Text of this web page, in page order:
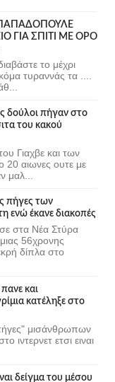
ΠΑΠΑΔΟΠΟΥΛΕ
ΓΙΑ ΣΠΙΤΙ ΜΕ ΟΡΟ
το μέχρι
τυραννάς τα ....
δούλοι πήγαν στο
του κακού
Γιαχβε και των
αιωνες ουτε με
μαλ...
πήγες των
ενώ έκανε διακοπές
στα Νέα Στύρα
56χρονης
δίπλα στο
και
κατέληξε στο
μισάνθρωπων
ιντερνετ ετσι ειναι
δείγμα του μέσου